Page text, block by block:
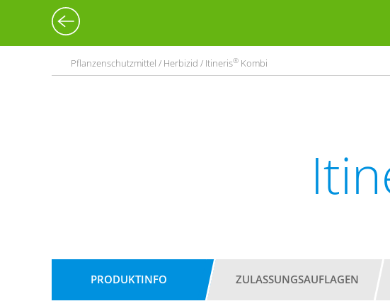
Pflanzenschutzmittel / Herbizid / Itineris® Kombi
PRODUKTINFO ZULASSUNGSAUFLAGEN